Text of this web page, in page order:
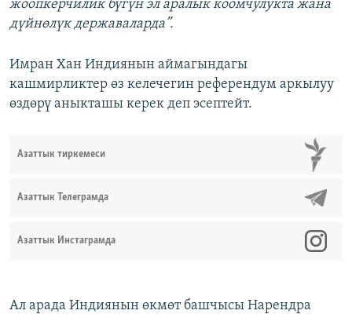
жоопкерчилик бүгүн эл аралык коомчулукта жана
дүйнөлүк державаларда”.
Имран Хан Индиянын аймагындагы
кашмирликтер өз келечегин референдум аркылуу
өздөрү аныкташы керек деп эсептейт.
Азаттык тиркемеси
Азаттык Телеграмда
Азаттык Инстаграмда
Ал арада Индиянын өкмөт башчысы Нарендра